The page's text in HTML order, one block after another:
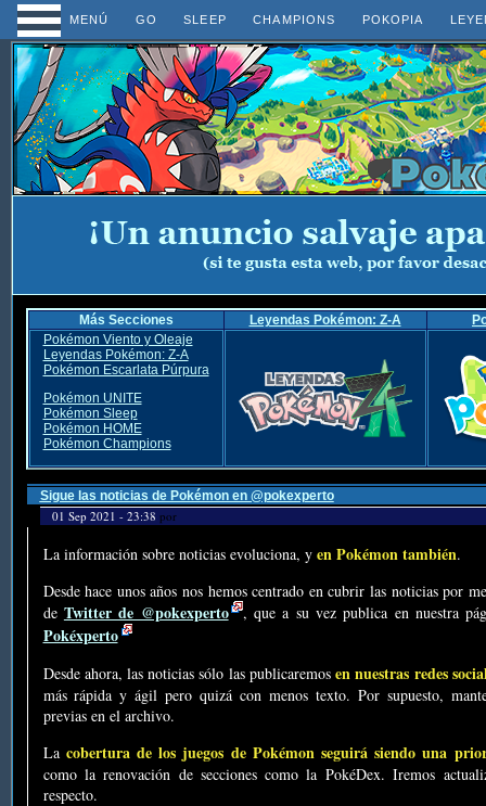
MENÚ GO SLEEP CHAMPIONS POKOPIA
Más Secciones Leyendas Pokémon: Z-A
Pokémon Viento y Oleaje
Leyendas Pokémon: Z-A
Pokémon Escarlata Púrpura
Pokémon UNITE
Pokémon Sleep
Pokémon HOME
Pokémon Champions
Sigue las noticias de Pokémon en @pokexperto
01 Sep 2021 - 23:38 por
La información sobre noticias evoluciona, y en Pokémon también.
Desde hace unos años nos hemos centrado en cubrir las noticias por
de Twitter de @pokexperto , que a su vez publica en nuestra
Pokéxperto
Desde ahora, las noticias sólo las publicaremosen nuestras redes
más rápida y ágil pero quizá con menos texto. Por supuesto,
previas en el archivo.
La cobertura de los juegos de Pokémon seguirá siendo una
como la renovación de secciones como la PokéDex. Iremos
respecto.